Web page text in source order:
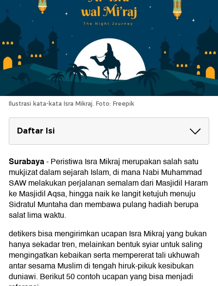
Ilustrasi kata-kata Isra Mikraj. Foto: Freepik
Daftar Isi
Kata-kata Isra Mikraj
Surabaya-Peristiwa Isra Mikraj merupakan salah satu
mukjizat dalam sejarah Islam, di mana Nabi Muhammad
SAW melakukan perjalanan semalam dari Masjidil Haram
ke Masjidil Aqsa, hingga naik ke langit ketujuh menuju
Sidratul Muntaha dan membawa pulang hadiah berupa
salat lima waktu.
detikers bisa mengirimkan ucapan Isra Mikraj yang bukan
hanya sekadar tren, melainkan bentuk syiar untuk saling
mengingatkan kebaikan serta mempererat tali ukhuwah
antar sesama Muslim di tengah hiruk-pikuk kesibukan
duniawi. Berikut 50 contoh ucapan yang bisa menjadi